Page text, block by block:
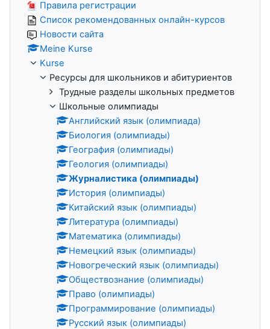
Правила регистрации
Список рекомендованных онлайн-курсов
Новости сайта
Meine Kurse
Kurse
Ресурсы для школьников и абитуриентов
Трудные разделы школьных предметов
Школьные олимпиады
Английский язык (олимпиада)
Биология (олимпиады)
География (олимпиады)
Геология (олимпиады)
Журналистика (олимпиады)
История (олимпиады)
Китайский язык (олимпиады)
Литература (олимпиады)
Математика (олимпиады)
Немецкий язык (олимпиады)
Новогреческий язык (олимпиады)
Обществознание (олимпиады)
Право (олимпиады)
Программирование (олимпиады)
Русский язык (олимпиады)